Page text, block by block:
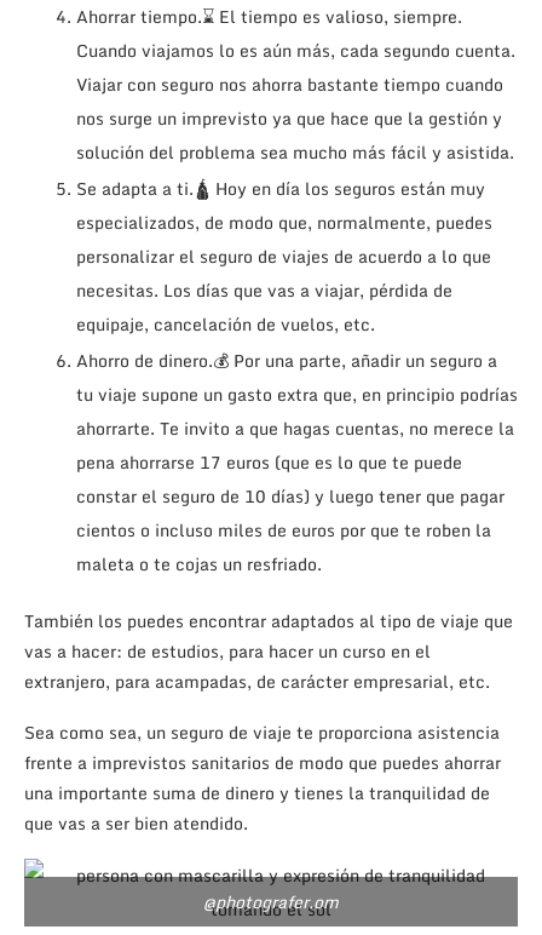
Ahorrar tiempo.⌛ El tiempo es valioso, siempre.
Cuando viajamos lo es aún más, cada segundo cuenta.
Viajar con seguro nos ahorra bastante tiempo cuando
nos surge un imprevisto ya que hace que la gestión y
solución del problema sea mucho más fácil y asistida.
Se adapta a ti.🛕 Hoy en día los seguros están muy
especializados, de modo que, normalmente, puedes
personalizar el seguro de viajes de acuerdo a lo que
necesitas. Los días que vas a viajar, pérdida de
equipaje, cancelación de vuelos, etc.
Ahorro de dinero.💰 Por una parte, añadir un seguro a
tu viaje supone un gasto extra que, en principio podrías
ahorrarte. Te invito a que hagas cuentas, no merece la
pena ahorrarse 17 euros (que es lo que te puede
constar el seguro de 10 días) y luego tener que pagar
cientos o incluso miles de euros por que te roben la
maleta o te cojas un resfriado.
También los puedes encontrar adaptados al tipo de viaje que
vas a hacer: de estudios, para hacer un curso en el
extranjero, para acampadas, de carácter empresarial, etc.
Sea como sea, un seguro de viaje te proporciona asistencia
frente a imprevistos sanitarios de modo que puedes ahorrar
una importante suma de dinero y tienes la tranquilidad de
que vas a ser bien atendido.
@photografer.om